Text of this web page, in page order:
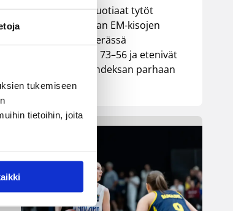
tukemiseen
tietoihin, joita
Suomen 18-vuotiaat tytöt
voittivat Saksan EM-kisojen
neljännesvälierässä
vakuuttavasti 73–56 ja etenivät
Euroopan kahdeksan parhaan
joukkoon.